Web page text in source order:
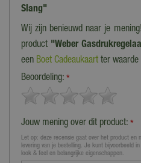
Slang"
Wij zijn benieuwd naar je
product "Weber
een Boet Cadeaukaart ter
Beoordeling: *
Jouw mening over dit product: *
Let op: deze recensie gaat over het product en
levering van je bestelling. Je kunt bijvoorbeeld
look & feel en belangrijke eigenschappen.